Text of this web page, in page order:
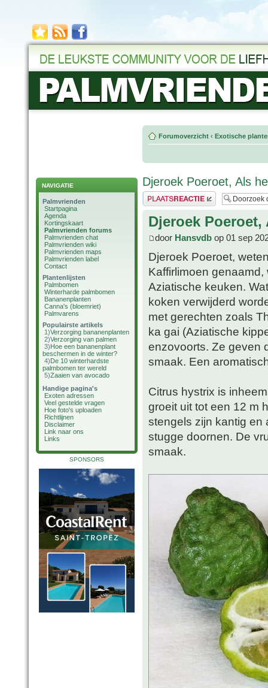
NAVIGATIE
Palmvrienden
Startpagina
Agenda
Kortingskaart
Palmvrienden forums
Palmvrienden chat
Palmvrienden wiki
Palmvrienden maps
Palmvrienden label
Contact
Plantenlijsten
Palmbomen
Winterharde palmbomen
Bananenplanten
Canna's (bloemriet)
Palmvarens
Populairste artikels
1)Verzorging bananenplanten
2)Verzorging van palmen
3)Hoe een bananenplant
beschermen in de winter?
4)De 10 winterhardste
palmbomen ter wereld
5)Zaaien van avocado
Handige pagina's
Exoten adressen
Veel gestelde vragen
Hoe foto's uploaden
Richtlijnen
Disclaimer
Link naar ons
Links
SPONSORS
Forumoverzicht ‹ Exotische
Djeroek Poeroet, Als
Plaats een reactie
Djeroek
door Hansvdb op 01 sep
Djeroek Poeroet,
Kaffirlimoen
Aziatische keuken.
koken verwijderd
met gerechten zoals
ka gai (Aziatische
enzovoorts. Ze geven
smaak. Een
Citrus hystrix is
groeit uit tot een 12 m
stengels zijn kantig en
stugge doornen. De
smaak.